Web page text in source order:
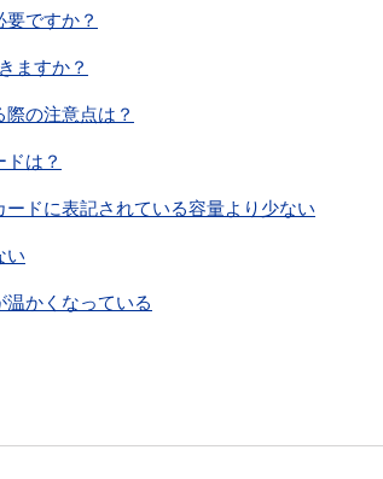
ですか？
ますか？
の注意点は？
は？
ードに表記されている容量より少ない
い
かくなっている